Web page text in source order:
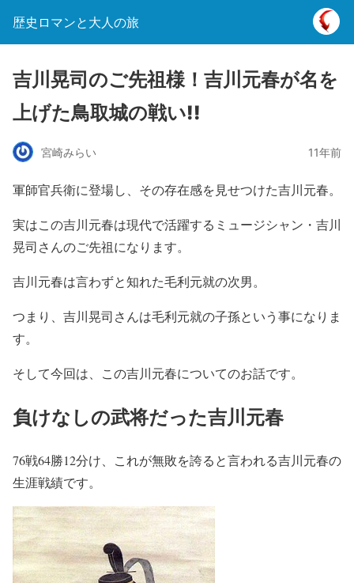
歴史ロマンと大人の旅
吉川晃司のご先祖様！吉川元春が名を
上げた鳥取城の戦い!!
宮崎みらい 11年前
軍師官兵衛に登場し、その存在感を見せつけた吉川元春。
実はこの吉川元春は現代で活躍するミュージシャン・吉川
晃司さんのご先祖になります。
吉川元春は言わずと知れた毛利元就の次男。
つまり、吉川晃司さんは毛利元就の子孫という事になりま
す。
そして今回は、この吉川元春についてのお話です。
負けなしの武将だった吉川元春
76戦64勝12分け、これが無敗を誇ると言われる吉川元春の
生涯戦績です。